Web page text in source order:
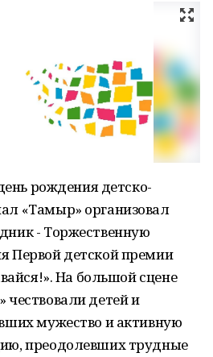
рождения детско-
«Тамыр» организовал
- Торжественную
Первой детской премии
На большой сцене
чествовали детей и
мужество и активную
преодолевших трудные